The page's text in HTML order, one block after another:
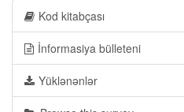
Kod kitabçası
İnformasiya bülleteni
Yüklənənlər